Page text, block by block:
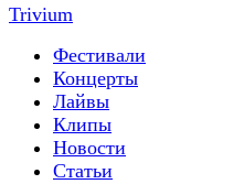
Trivium
Фестивали
Концерты
Лайвы
Клипы
Новости
Статьи